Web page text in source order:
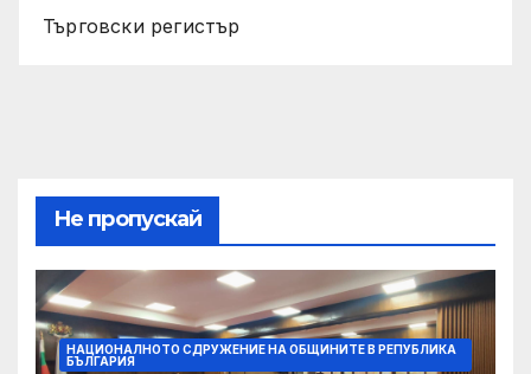
Търговски регистър
Не пропускай
НАЦИОНАЛНОТО СДРУЖЕНИЕ НА ОБЩИНИТЕ В РЕПУБЛИКА
БЪЛГАРИЯ